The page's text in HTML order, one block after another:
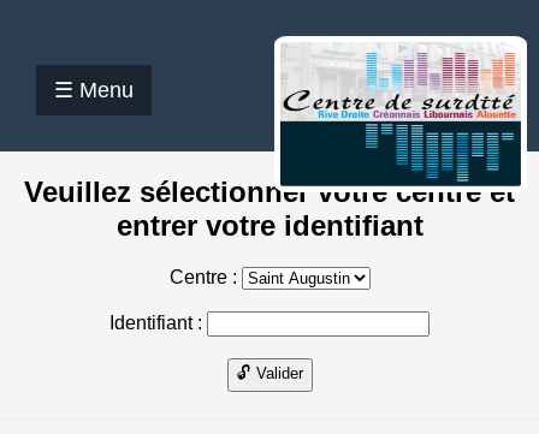
☰ Menu
Veuillez sélectionner votre centre et
entrer votre identifiant
Centre :
Identifiant :
🔓 Valider